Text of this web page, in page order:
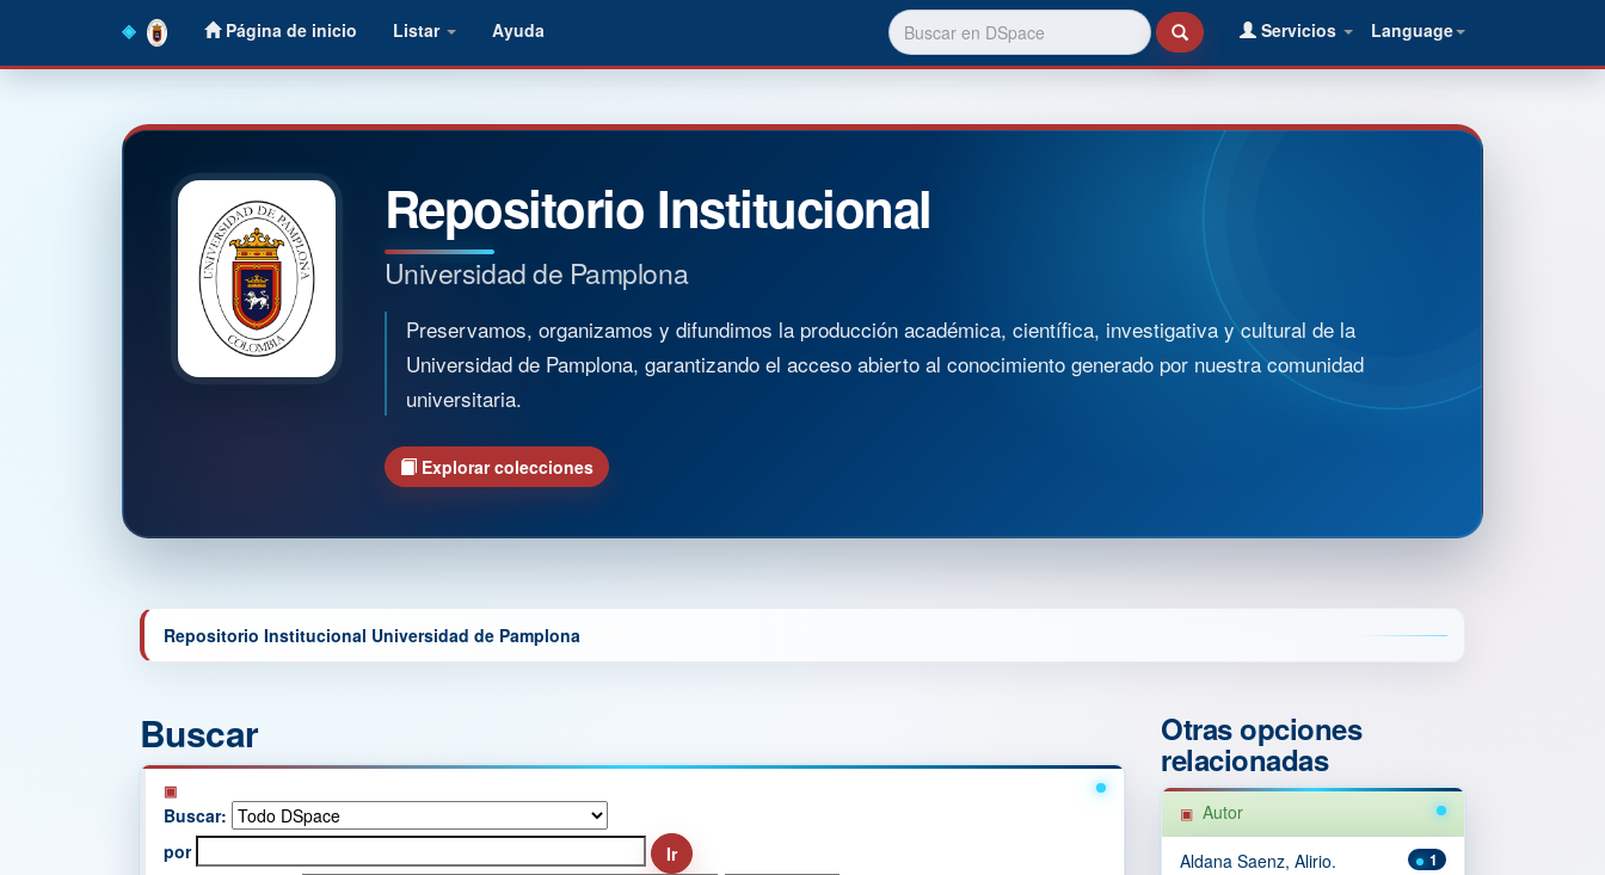
Página de inicio Listar Ayuda Language
Servicios
Repositorio Institucional
Universidad de Pamplona
Preservamos, organizamos y difundimos la producción académica, científica, investigativa y cultural de la
Universidad de Pamplona, garantizando el acceso abierto al conocimiento generado por nuestra comunidad
universitaria.
Explorar colecciones
Repositorio Institucional Universidad de Pamplona
Buscar
Buscar:
por
Otras opciones
relacionadas
Autor
1
Aldana Saenz, Alirio.